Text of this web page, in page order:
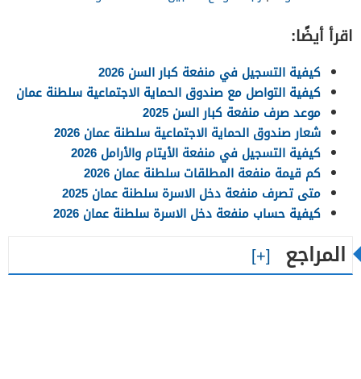
اقرأ أيضًا:
كيفية التسجيل في منفعة كبار السن 2026
كيفية التواصل مع صندوق الحماية الاجتماعية سلطنة عمان
موعد صرف منفعة كبار السن 2025
شعار صندوق الحماية الاجتماعية سلطنة عمان 2026
كيفية التسجيل في منفعة الأيتام والأرامل 2026
كم قيمة منفعة المطلقات سلطنة عمان 2026
متى تصرف منفعة دخل الاسرة سلطنة عمان 2025
كيفية حساب منفعة دخل الاسرة سلطنة عمان 2026
المراجع